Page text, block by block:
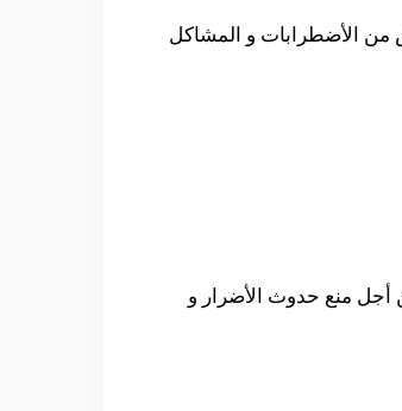
من الأضطرابات و المشاكل
أجل منع حدوث الأضرار و